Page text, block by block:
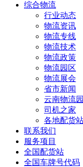
综合物流
行业动态
物流资讯
物流专线
物流技术
物流政策
物流园区
物流展会
省市新闻
云南物流
司机之家
各地配货
联系我们
服务项目
全国配货站
全国车牌号代码